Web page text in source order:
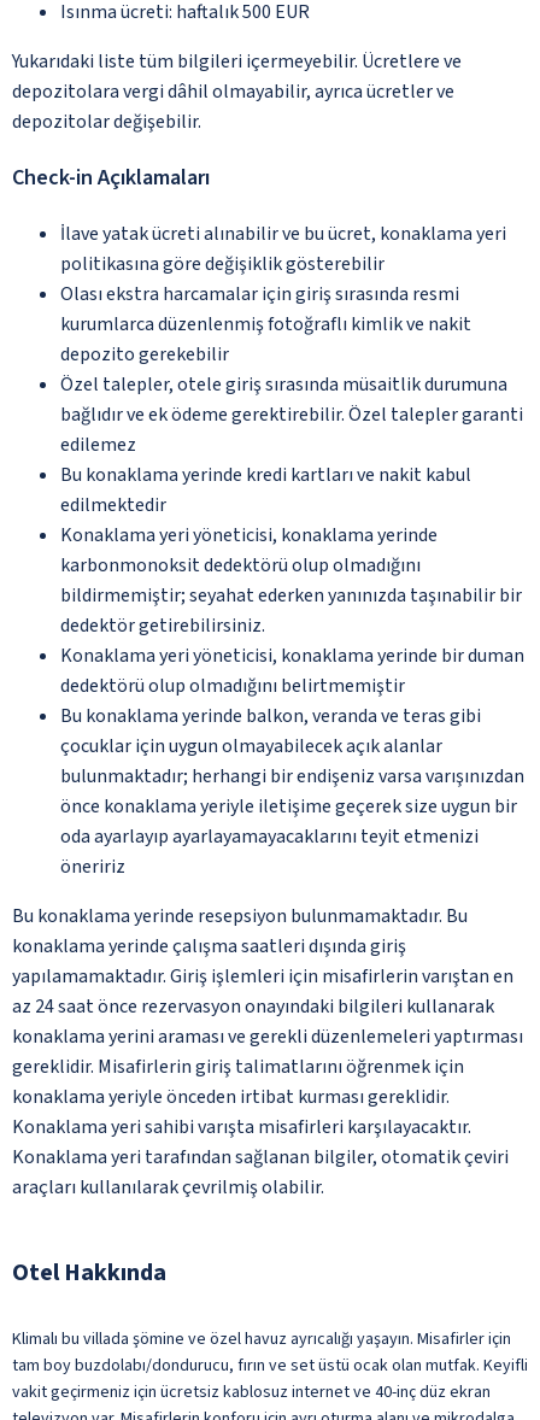
Isınma ücreti: haftalık 500 EUR
Yukarıdaki liste tüm bilgileri içermeyebilir. Ücretlere ve
depozitolara vergi dâhil olmayabilir, ayrıca ücretler ve
depozitolar değişebilir.
Check-in Açıklamaları
İlave yatak ücreti alınabilir ve bu ücret, konaklama yeri
politikasına göre değişiklik gösterebilir
Olası ekstra harcamalar için giriş sırasında resmi
kurumlarca düzenlenmiş fotoğraflı kimlik ve nakit
depozito gerekebilir
Özel talepler, otele giriş sırasında müsaitlik durumuna
bağlıdır ve ek ödeme gerektirebilir. Özel talepler garanti
edilemez
Bu konaklama yerinde kredi kartları ve nakit kabul
edilmektedir
Konaklama yeri yöneticisi, konaklama yerinde
karbonmonoksit dedektörü olup olmadığını
bildirmemiştir; seyahat ederken yanınızda taşınabilir bir
dedektör getirebilirsiniz.
Konaklama yeri yöneticisi, konaklama yerinde bir duman
dedektörü olup olmadığını belirtmemiştir
Bu konaklama yerinde balkon, veranda ve teras gibi
çocuklar için uygun olmayabilecek açık alanlar
bulunmaktadır; herhangi bir endişeniz varsa varışınızdan
önce konaklama yeriyle iletişime geçerek size uygun bir
oda ayarlayıp ayarlayamayacaklarını teyit etmenizi
öneririz
Bu konaklama yerinde resepsiyon bulunmamaktadır. Bu
konaklama yerinde çalışma saatleri dışında giriş
yapılamamaktadır. Giriş işlemleri için misafirlerin varıştan en
az 24 saat önce rezervasyon onayındaki bilgileri kullanarak
konaklama yerini araması ve gerekli düzenlemeleri yaptırması
gereklidir. Misafirlerin giriş talimatlarını öğrenmek için
konaklama yeriyle önceden irtibat kurması gereklidir.
Konaklama yeri sahibi varışta misafirleri karşılayacaktır.
Konaklama yeri tarafından sağlanan bilgiler, otomatik çeviri
araçları kullanılarak çevrilmiş olabilir.
Otel Hakkında
Klimalı bu villada şömine ve özel havuz ayrıcalığı yaşayın. Misafirler için
tam boy buzdolabı/dondurucu, fırın ve set üstü ocak olan mutfak. Keyifli
vakit geçirmeniz için ücretsiz kablosuz internet ve 40-inç düz ekran